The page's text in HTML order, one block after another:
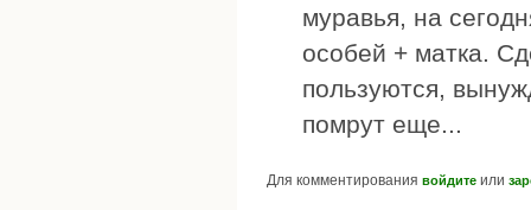
муравья, на
особей + матка.
пользуются,
помрут еще...
Для комментирования войдите или